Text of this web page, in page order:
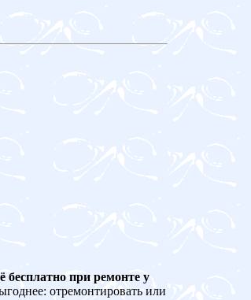
бесплатно при ремонте у
отремонтировать или